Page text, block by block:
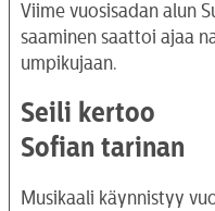
Viime vuosisadan alun
saaminen saattoi ajaa
umpikujaan.
Seili kertoo
Sofian tarinan
Musikaali käynnistyy